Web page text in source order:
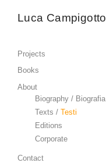
Luca Campigotto
Projects
Books
About
Biography / Biografia
Texts / Testi
Editions
Corporate
Contact